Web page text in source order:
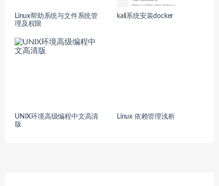
Linux帮助系统与文件系统管
理及权限
kali系统安装docker
UNIX环境高级编程中文高清
版
Linux 依赖管理浅析